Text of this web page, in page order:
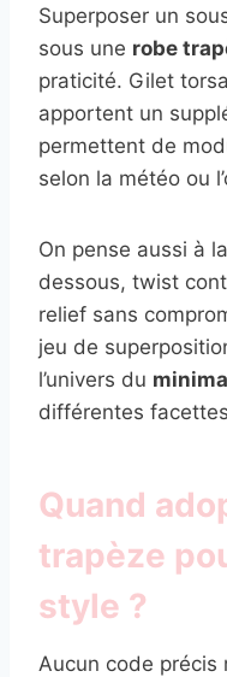
Superposer un
sous une robe
praticité. Gilet
apportent un
permettent de
selon la météo ou
On pense aussi à
dessous, twist
relief sans
jeu de
l’univers du
différentes
Quand
trapèze
style ?
Aucun code précis